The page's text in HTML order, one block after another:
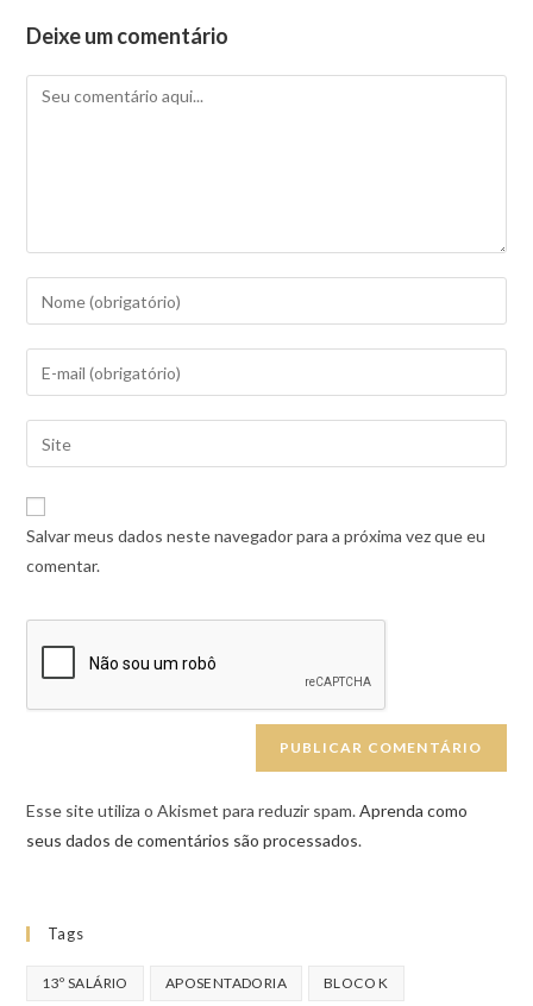
Deixe um comentário
Salvar meus dados neste navegador para a próxima vez que eu
comentar.
Esse site utiliza o Akismet para reduzir spam.Aprenda como
seus dados de comentários são processados.
Tags
13º SALÁRIO APOSENTADORIA BLOCO K